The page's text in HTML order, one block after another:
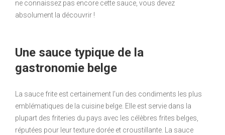
ne connaissez pas encore cette sauce, vous devez
absolument la découvrir !
Une sauce typique de la
gastronomie belge
La sauce frite est certainement l’un des condiments les plus
emblématiques de la cuisine belge. Elle est servie dans la
plupart des friteries du pays avec les célèbres frites belges,
réputées pour leur texture dorée et croustillante. La sauce